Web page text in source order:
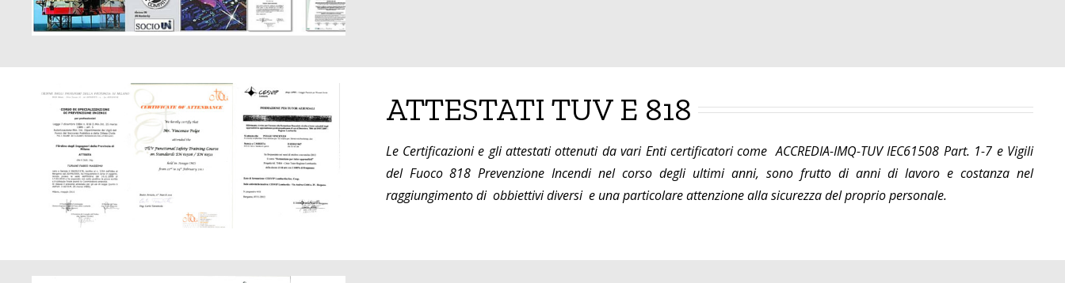
ATTESTATI TUV E 818
Le Certificazioni e gli attestati ottenuti da vari Enti certificatori come ACCREDIA-IMQ-TUV IEC61508 Part. 1-7 e Vigili
del Fuoco 818 Prevenzione Incendi nel corso degli ultimi anni, sono frutto di anni di lavoro e costanza nel
raggiungimento di obbiettivi diversi e una particolare attenzione alla sicurezza del proprio personale.